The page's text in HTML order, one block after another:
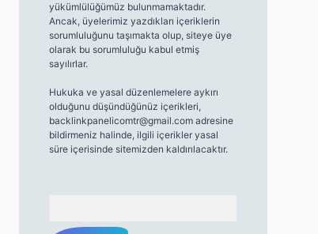
yükümlülüğümüz bulunmamaktadır.
Ancak, üyelerimiz yazdıkları içeriklerin
sorumluluğunu taşımakta olup, siteye üye
olarak bu sorumluluğu kabul etmiş
sayılırlar.
Hukuka ve yasal düzenlemelere aykırı
olduğunu düşündüğünüz içerikleri,
backlinkpanelicomtr@gmail.comadresine
bildirmeniz halinde, ilgili içerikler yasal
süre içerisinde sitemizden kaldırılacaktır.